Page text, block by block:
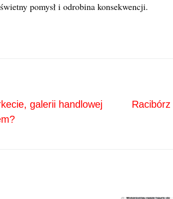
pomysł i odrobina konsekwencji.
galerii handlowej
Racibórz